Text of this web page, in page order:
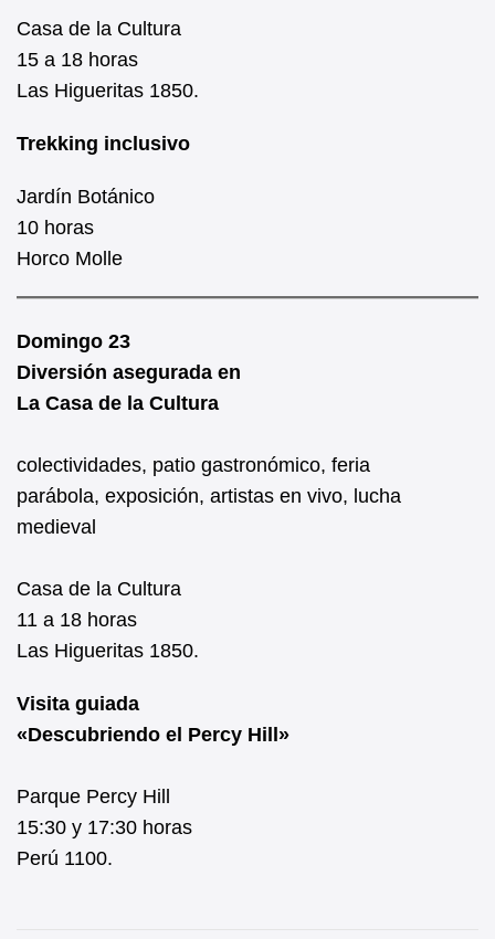
Casa de la Cultura
15 a 18 horas
Las Higueritas 1850.
Trekking inclusivo
Jardín Botánico
10 horas
Horco Molle
Domingo 23
Diversión asegurada en
La Casa de la Cultura
colectividades, patio gastronómico, feria
parábola, exposición, artistas en vivo, lucha
medieval
Casa de la Cultura
11 a 18 horas
Las Higueritas 1850.
Visita guiada
«Descubriendo el Percy Hill»
Parque Percy Hill
15:30 y 17:30 horas
Perú 1100.